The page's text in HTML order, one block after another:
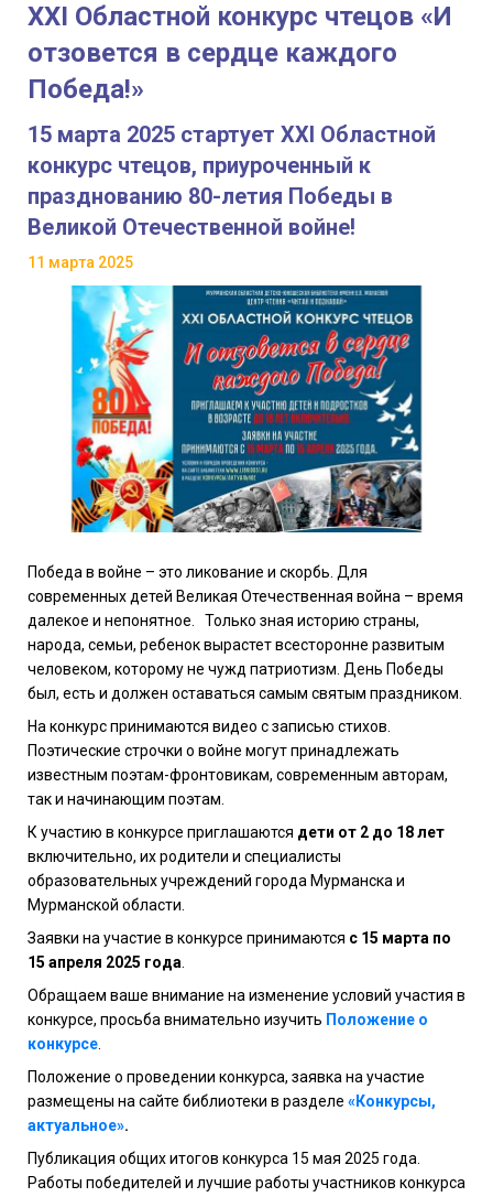
XXI Областной конкурс чтецов «И
отзовется в сердце каждого
Победа!»
15 марта 2025 стартует XXI Областной
конкурс чтецов, приуроченный к
празднованию 80-летия Победы в
Великой Отечественной войне!
11 марта 2025
Победа в войне – это ликование и скорбь. Для
современных детей Великая Отечественная война – время
далекое и непонятное.
Только зная историю страны,
народа, семьи, ребенок вырастет всесторонне развитым
человеком, которому не чужд патриотизм. День Победы
был, есть и должен оставаться самым святым праздником.
На конкурс принимаются видео с записью стихов.
Поэтические строчки о войне могут принадлежать
известным поэтам-фронтовикам, современным авторам,
так и начинающим поэтам.
К участию в конкурсе приглашаются дети от 2 до 18 лет
включительно, их родители и специалисты
образовательных учреждений города Мурманска и
Мурманской области.
Заявки на участие в конкурсе принимаются с 15 марта по
15 апреля 2025 года
Обращаем ваше внимание на изменение условий участия в
конкурсе, просьба внимательно изучить Положение о
конкурсе
Положение о проведении конкурса, заявка на участие
размещены на сайте библиотеки в разделе «Конкурсы,
актуальное».
Публикация общих итогов конкурса 15 мая 2025 года.
Работы победителей и лучшие работы участников конкурса